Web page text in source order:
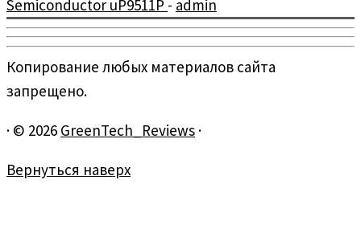
Semiconductor uP9511P - admin
Копирование любых материалов сайта
запрещено.
· © 2026 GreenTech_Reviews ·
Вернуться наверх